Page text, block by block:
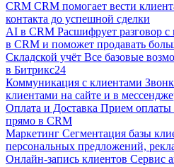
CRM CRM помогает вести
контакта до успешной сделки
AI в CRM Расшифрует разговор
в CRM и поможет продавать
Складской учёт Все базовые
в Битрикс24
Коммуникация с клиентами
клиентами на сайте и в
Оплата и Доставка Прием оплаты
прямо в CRM
Маркетинг Сегментация базы
персональных предложений,
Онлайн-запись клиентов Сервис